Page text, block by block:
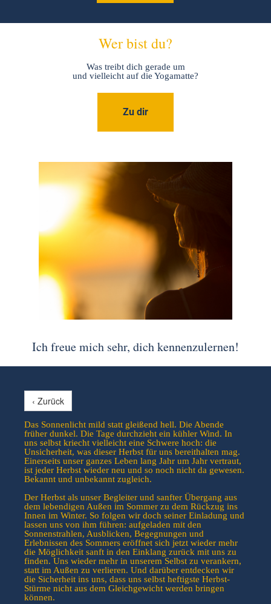
Wer bist du?
Was treibt dich gerade um
und vielleicht auf die Yogamatte?
Zu dir
Ich freue mich sehr, dich kennenzulernen!
‹ Zurück
Das Sonnenlicht mild statt gleißend hell. Die Abende
früher dunkel. Die Tage durchzieht ein kühler Wind. In
uns selbst kriecht vielleicht eine Schwere hoch: die
Unsicherheit, was dieser Herbst für uns bereithalten mag.
Einerseits unser ganzes Leben lang Jahr um Jahr vertraut,
ist jeder Herbst wieder neu und so noch nicht da gewesen.
Bekannt und unbekannt zugleich.
Der Herbst als unser Begleiter und sanfter Übergang aus
dem lebendigen Außen im Sommer zu dem Rückzug ins
Innen im Winter. So folgen wir doch seiner Einladung und
lassen uns von ihm führen: aufgeladen mit den
Sonnenstrahlen, Ausblicken, Begegnungen und
Erlebnissen des Sommers eröffnet sich jetzt wieder mehr
die Möglichkeit sanft in den Einklang zurück mit uns zu
finden. Uns wieder mehr in unserem Selbst zu verankern,
statt im Außen zu verlieren. Und darüber entdecken wir
die Sicherheit ins uns, dass uns selbst heftigste Herbst-
Stürme nicht aus dem Gleichgewicht werden bringen
können.